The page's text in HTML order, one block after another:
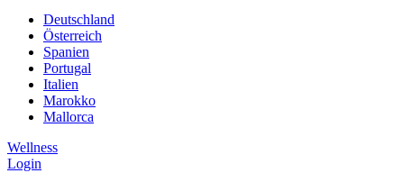
Deutschland
Österreich
Spanien
Portugal
Italien
Marokko
Mallorca
Wellness
Login